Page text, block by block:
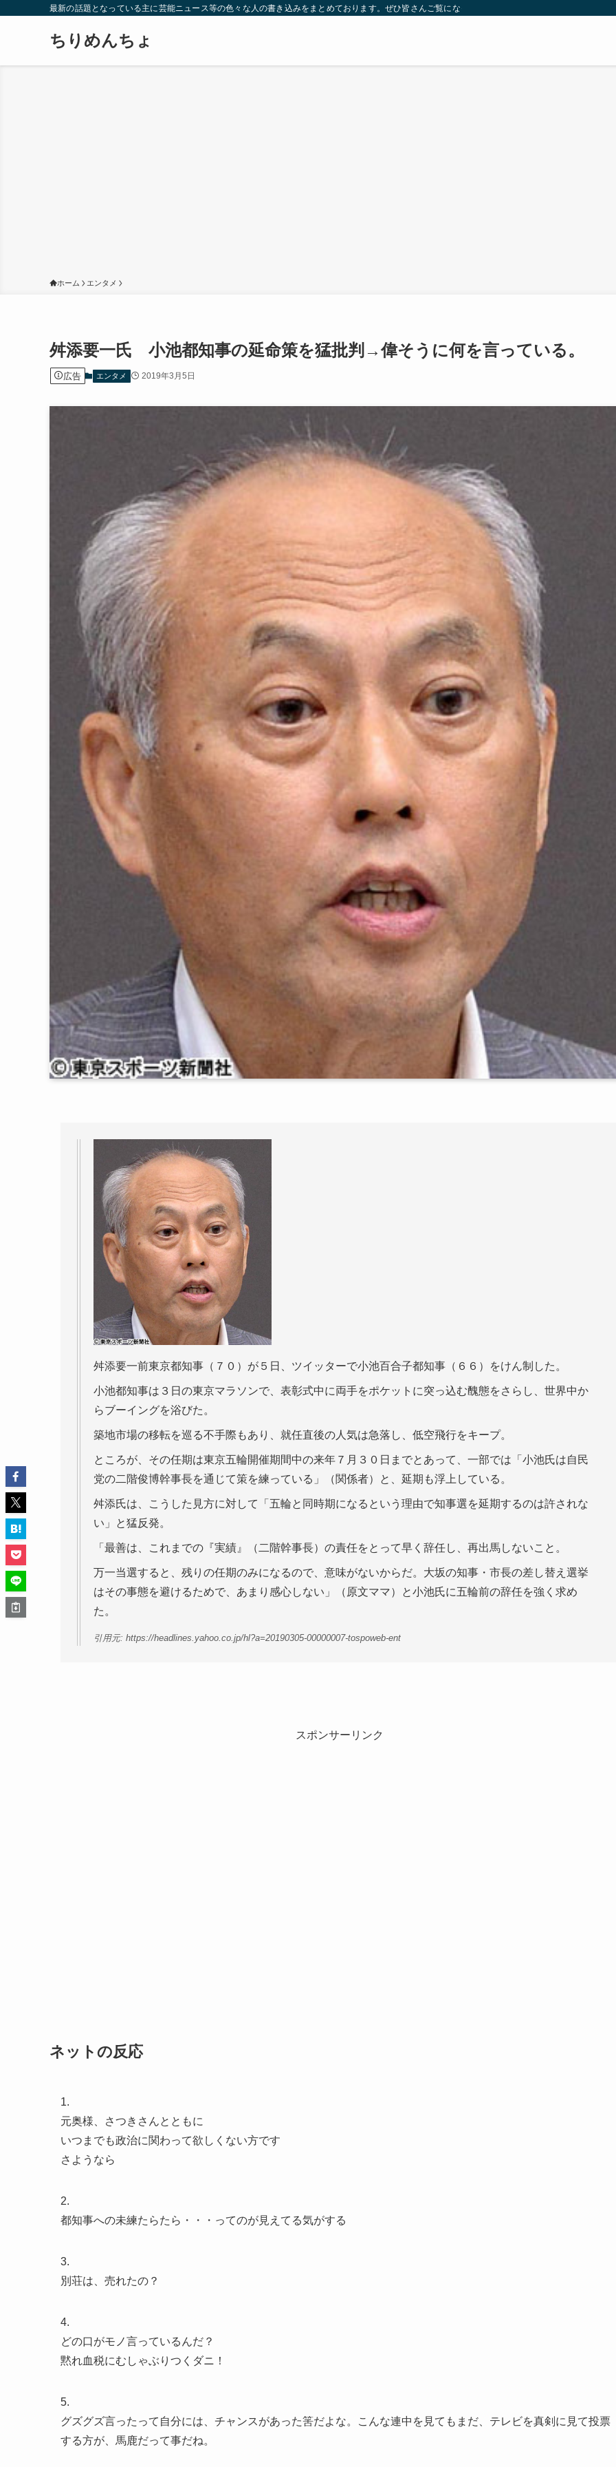
最新の話題となっている主に芸能ニュース等の色々な人の書き込みをまとめております。ぜひ皆さんご覧になっていってください。
ちりめんちょ
ホーム エンタメ
舛添要一氏 小池都知事の延命策を猛批判→偉そうに何を言っている。
広告 エンタメ 2019年3月5日
舛添要一前東京都知事（７０）が５日、ツイッターで小池百合子都知事（６６）をけん制した。
小池都知事は３日の東京マラソンで、表彰式中に両手をポケットに突っ込む醜態をさらし、世界中か
らブーイングを浴びた。
築地市場の移転を巡る不手際もあり、就任直後の人気は急落し、低空飛行をキープ。
ところが、その任期は東京五輪開催期間中の来年７月３０日までとあって、一部では「小池氏は自民
党の二階俊博幹事長を通じて策を練っている」（関係者）と、延期も浮上している。
舛添氏は、こうした見方に対して「五輪と同時期になるという理由で知事選を延期するのは許されな
い」と猛反発。
「最善は、これまでの『実績』（二階幹事長）の責任をとって早く辞任し、再出馬しないこと。
万一当選すると、残りの任期のみになるので、意味がないからだ。大坂の知事・市長の差し替え選挙
はその事態を避けるためで、あまり感心しない」（原文ママ）と小池氏に五輪前の辞任を強く求め
た。
引用元: https://headlines.yahoo.co.jp/hl?a=20190305-00000007-tospoweb-ent
スポンサーリンク
ネットの反応
1.
元奥様、さつきさんとともに
いつまでも政治に関わって欲しくない方です
さようなら
2.
都知事への未練たらたら・・・ってのが見えてる気がする
3.
別荘は、売れたの？
4.
どの口がモノ言っているんだ？
黙れ血税にむしゃぶりつくダニ！
5.
グズグズ言ったって自分には、チャンスがあった筈だよな。こんな連中を見てもまだ、テレビを真剣に見て投票
する方が、馬鹿だって事だね。